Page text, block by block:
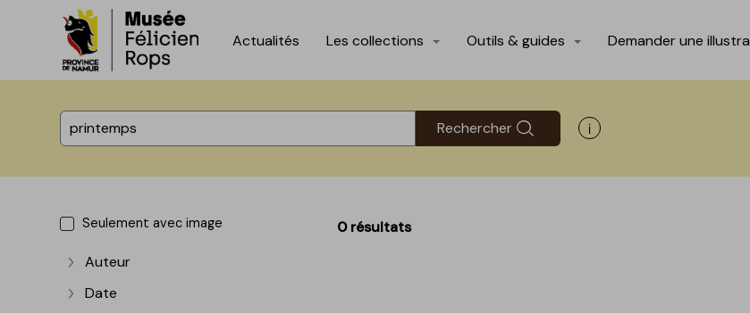
Accèder directement au contenu
Accèder directement au contenu
Actualités Les collections Outils & guides Demander une
Rechercher Afficher les
Seulement avec image
Afficher plus
Auteur
Afficher plus
Date
0 résultats